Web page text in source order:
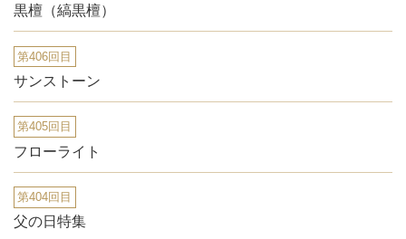
黒檀（縞黒檀）
第406回目
サンストーン
第405回目
フローライト
第404回目
父の日特集